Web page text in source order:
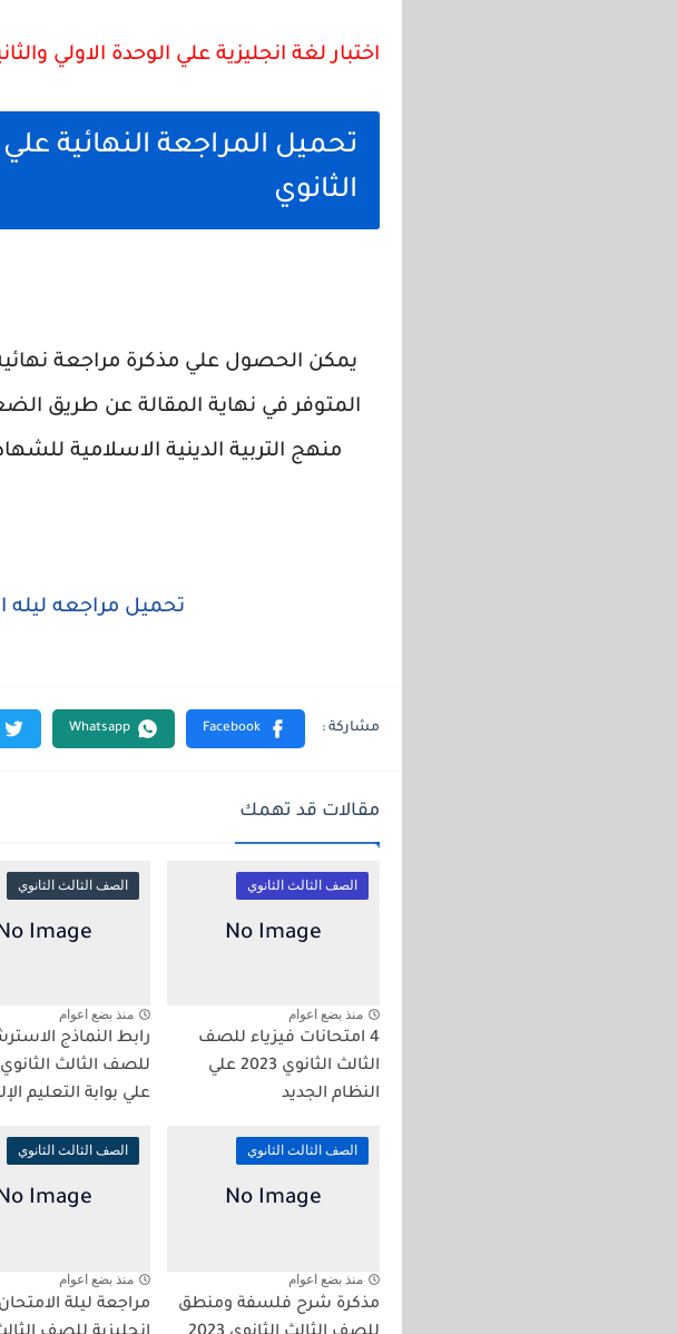
اختبار لغة انجليزية علي الوحدة الاولي
تحميل المراجعة النهائية
الثانوي
يمكن الحصول علي مذكرة مراجعة نهائية
المتوفر في نهاية المقالة عن طريق
منهج التربية الدينية الاسلامية
تحميل مراجعه ليله
مقالات قد تهمك
الصف الثالث الثانوي
منذ بضع اعوام
4 امتحانات فيزياء للصف
الثالث الثانوي 2023 علي
النظام الجديد
الصف الثالث الثانوي
منذ بضع اعوام
رابط النماذج
علي بوابة التعليم
الصف الثالث الثانوي
منذ بضع اعوام
مذكرة شرح فلسفة ومنطق
الصف الثالث الثانوي
منذ بضع اعوام
مراجعة ليلة